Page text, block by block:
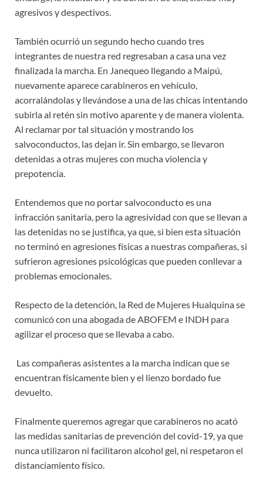
agresivos y despectivos.
También ocurrió un segundo hecho cuando tres
integrantes de nuestra red regresaban a casa una vez
finalizada la marcha. En Janequeo llegando a Maipú,
nuevamente aparece carabineros en vehículo,
acorralándolas y llevándose a una de las chicas intentando
subirla al retén sin motivo aparente y de manera violenta.
Al reclamar por tal situación y mostrando los
salvoconductos, las dejan ir. Sin embargo, se llevaron
detenidas a otras mujeres con mucha violencia y
prepotencia.
Entendemos que no portar salvoconducto es una
infracción sanitaria, pero la agresividad con que se llevan a
las detenidas no se justifica, ya que, si bien esta situación
no terminó en agresiones físicas a nuestras compañeras, si
sufrieron agresiones psicológicas que pueden conllevar a
problemas emocionales.
Respecto de la detención, la Red de Mujeres Hualquina se
comunicó con una abogada de ABOFEM e INDH para
agilizar el proceso que se llevaba a cabo.
Las compañeras asistentes a la marcha indican que se
encuentran físicamente bien y el lienzo bordado fue
devuelto.
Finalmente queremos agregar que carabineros no acató
las medidas sanitarias de prevención del covid-19, ya que
nunca utilizaron ni facilitaron alcohol gel, ni respetaron el
distanciamiento físico.